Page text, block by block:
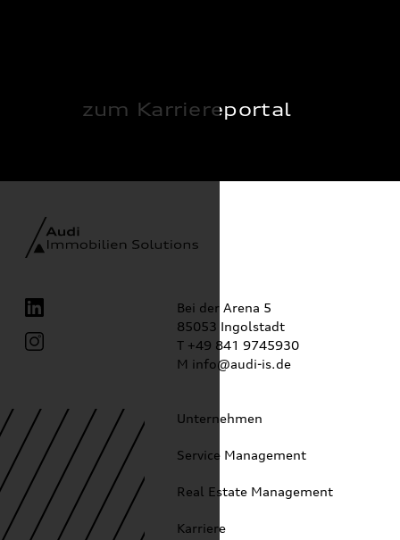
zum Karriereportal
Bei der Arena 5
85053 Ingolstadt
T +49 841 9745930
M info@audi-is.de
Unternehmen
Service Management
Real Estate Management
Karriere